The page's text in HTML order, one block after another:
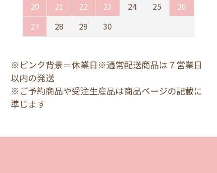
20
21 22 23 24 25
26
27
28 29 30
※ピンク背景＝休業日※通常配送商品は７営業日
以内の発送
※ご予約商品や受注生産品は商品ページの記載に
準じます